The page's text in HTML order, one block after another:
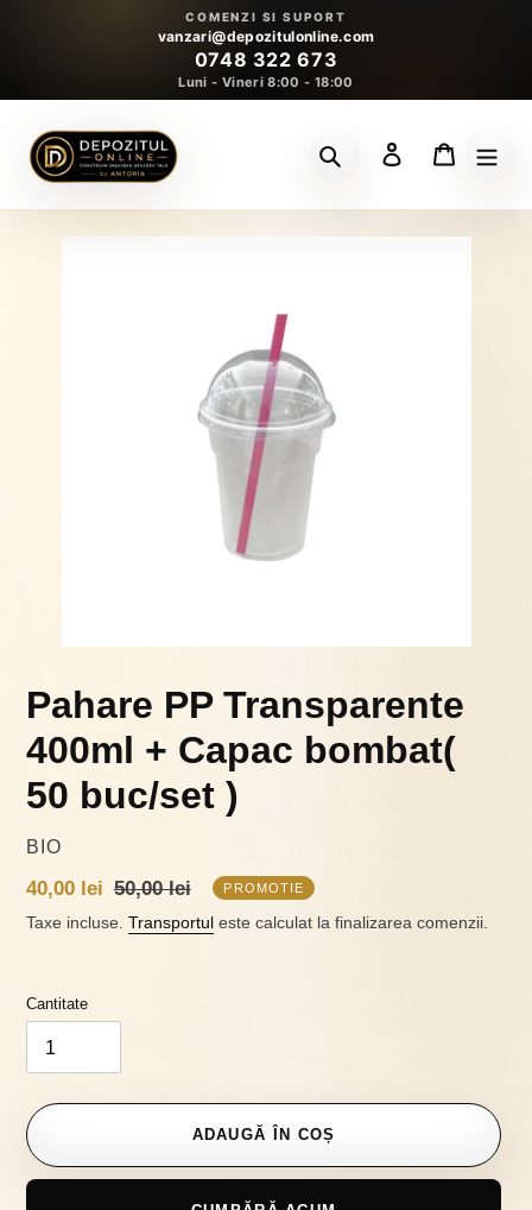
COMENZI SI SUPORT
vanzari@depozitulonline.com
0748 322 673
Luni - Vineri 8:00 - 18:00
Caută Conectează-te
Coș
Pahare PP Transparente
400ml + Capac bombat(
50 buc/set )
VÂNZĂTOR
BIO
Preț
la
40,00 lei Preț
obișnuit
50,00 lei PROMOTIE
Taxe incluse. Transportul este calculat la finalizarea comenzii.
Cantitate
ADAUGĂ ÎN COȘ